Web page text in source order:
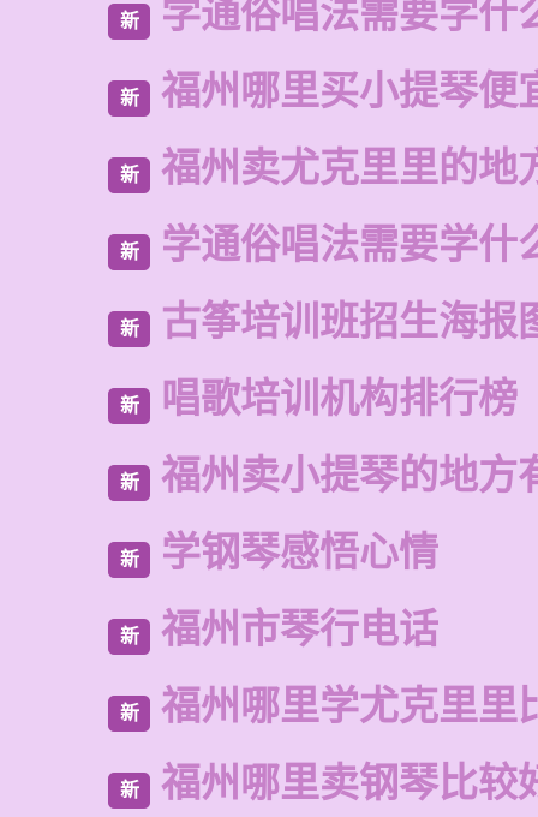
新 学通俗唱法需要学什
新 福州哪里买小提琴便
新 福州卖尤克里里的地
新 学通俗唱法需要学什
新 古筝培训班招生海报
新 唱歌培训机构排行榜
新 福州卖小提琴的地方
新 学钢琴感悟心情
新 福州市琴行电话
新 福州哪里学尤克里里
新 福州哪里卖钢琴比较